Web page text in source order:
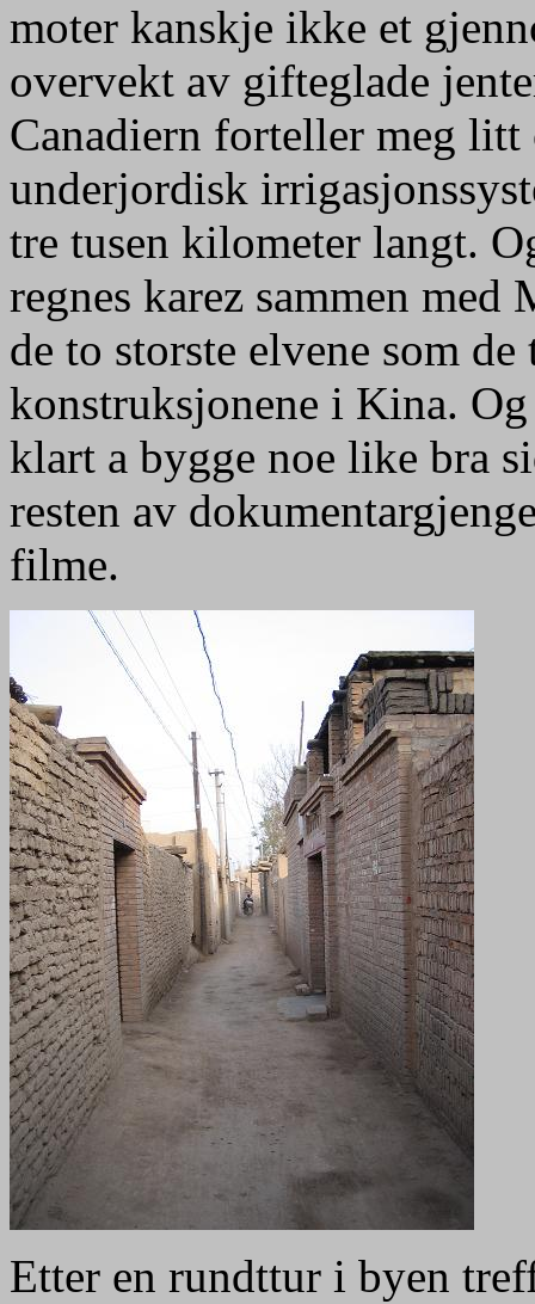
moter kanskje ikke et
overvekt av gifteglade
Canadiern forteller meg
underjordisk
tre tusen kilometer langt.
regnes karez sammen
de to storste elvene som
konstruksjonene i Kina.
klart a bygge noe like bra
resten av
filme.
Etter en rundttur i byen